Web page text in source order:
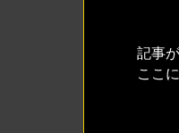
記事
ここ